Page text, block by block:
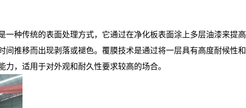
种传统的表面处理方式，它通过在净化板表面涂上多层油漆来提高
推移而出现剥落或褪色。覆膜技术是通过将一层具有高度耐候性和
力，适用于对外观和耐久性要求较高的场合。